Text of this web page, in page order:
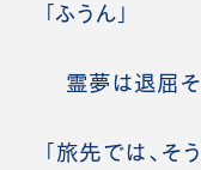
「ふうん」
霊夢は退屈そ
「旅先では、